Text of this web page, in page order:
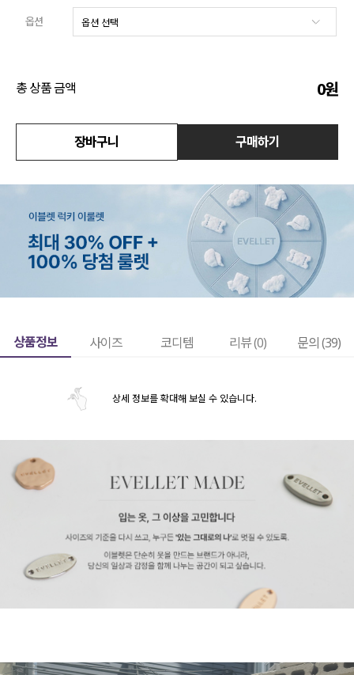
옵션
총 상품 금액 0원
장바구니 구매하기
상품정보 사이즈 코디템 리뷰 (0) 문의 (39)
상세 정보를 확대해 보실 수 있습니다.